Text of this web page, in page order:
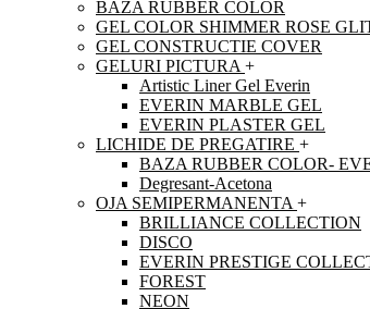
BAZA RUBBER COLOR
GEL COLOR SHIMMER ROSE
GEL CONSTRUCTIE COVER
GELURI PICTURA +
Artistic Liner Gel Everin
EVERIN MARBLE GEL
EVERIN PLASTER GEL
LICHIDE DE PREGATIRE +
BAZA RUBBER COLOR-
Degresant-Acetona
OJA SEMIPERMANENTA +
BRILLIANCE COLLECTION
DISCO
EVERIN PRESTIGE
FOREST
NEON